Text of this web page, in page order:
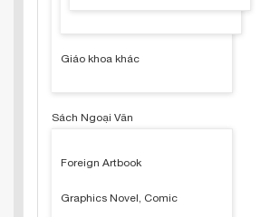
Giáo khoa khác
Sách Ngoại Văn
Foreign Artbook
Graphics Novel, Comic